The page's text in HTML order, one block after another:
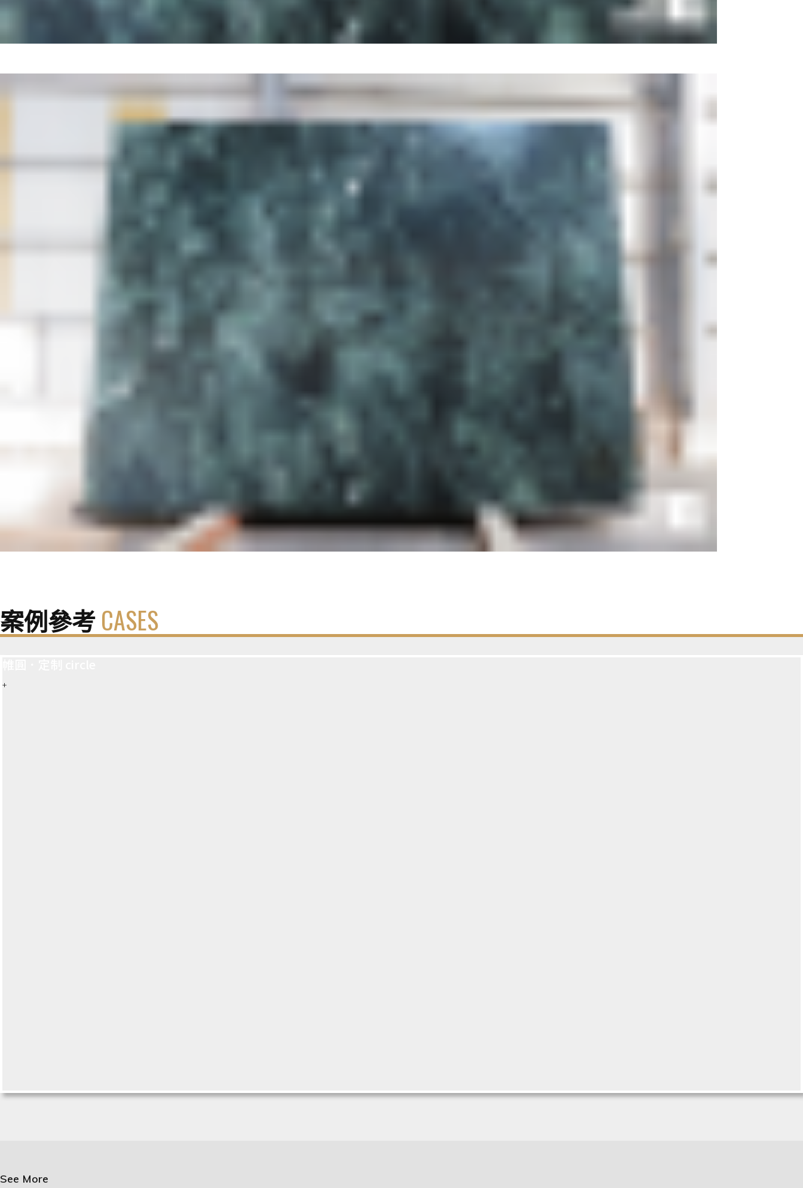
案例參考CASES
+
See More